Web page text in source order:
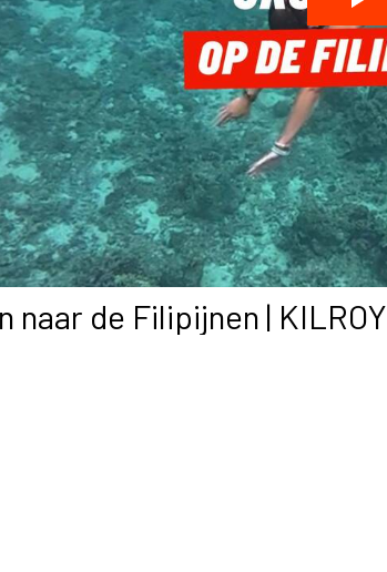
naar de Filipijnen | KILROY